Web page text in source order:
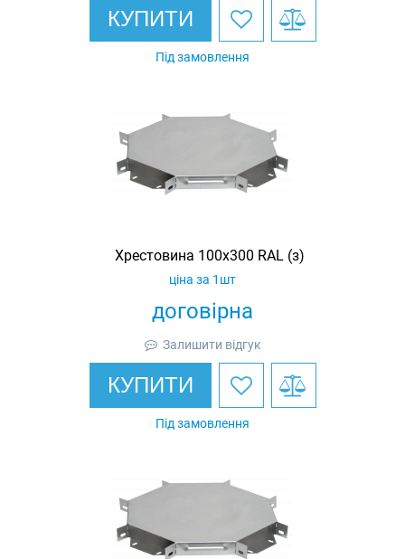
КУПИТИ
Під замовлення
Хрестовина 100х300 RAL (з)
договірна
ціна за 1шт
Залишити відгук
КУПИТИ
Під замовлення